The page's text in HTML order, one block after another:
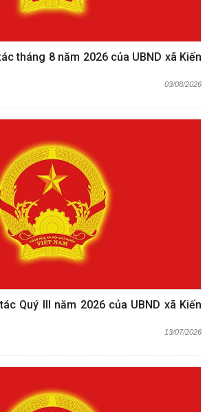
tháng 8 năm 2026 của UBND xã Kiến
03/08/2026
Quý III năm 2026 của UBND xã Kiến
13/07/2026